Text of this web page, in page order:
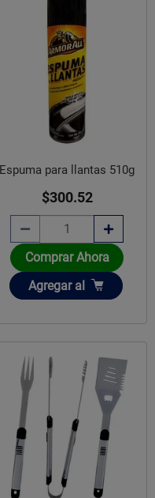
Espuma para llantas 510g
$300.52
Comprar Ahora
Añadir
Agregar al